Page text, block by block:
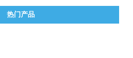
热门产品